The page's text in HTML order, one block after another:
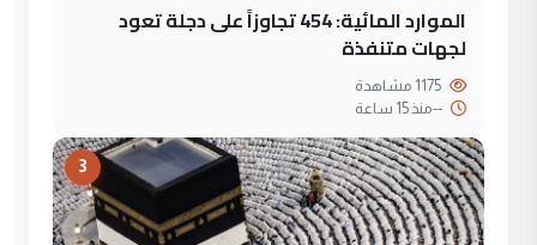
الموارد المائية: 454 تجاوزاً على دجلة تعود
لجهات متنفذة
--منذ 15 ساعة
3